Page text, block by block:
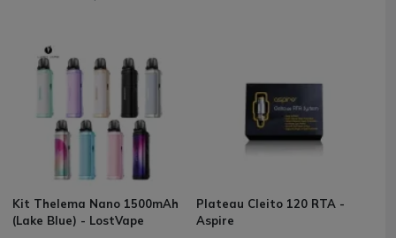
Kit Thelema Nano 1500mAh
(Lake Blue) - LostVape
Plateau Cleito 120 RTA -
Aspire